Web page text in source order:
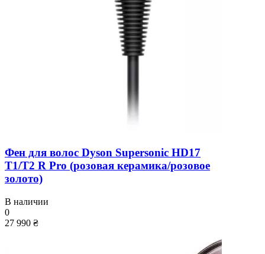
Фен для волос Dyson Supersonic HD17
T1/T2 R Pro (розовая керамика/розовое
золото)
В наличии
0
27 990 ₴